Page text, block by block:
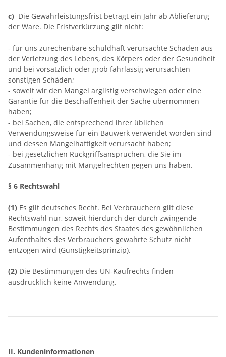
c) Die Gewährleistungsfrist beträgt ein Jahr ab Ablieferung
der Ware. Die Fristverkürzung gilt nicht:
- für uns zurechenbare schuldhaft verursachte Schäden aus
der Verletzung des Lebens, des Körpers oder der Gesundheit
und bei vorsätzlich oder grob fahrlässig verursachten
sonstigen Schäden;
- soweit wir den Mangel arglistig verschwiegen oder eine
Garantie für die Beschaffenheit der Sache übernommen
haben;
- bei Sachen, die entsprechend ihrer üblichen
Verwendungsweise für ein Bauwerk verwendet worden sind
und dessen Mangelhaftigkeit verursacht haben;
- bei gesetzlichen Rückgriffsansprüchen, die Sie im
Zusammenhang mit Mängelrechten gegen uns haben.
§ 6 Rechtswahl
(1) Es gilt deutsches Recht. Bei Verbrauchern gilt diese
Rechtswahl nur, soweit hierdurch der durch zwingende
Bestimmungen des Rechts des Staates des gewöhnlichen
Aufenthaltes des Verbrauchers gewährte Schutz nicht
entzogen wird (Günstigkeitsprinzip).
(2) Die Bestimmungen des UN-Kaufrechts finden
ausdrücklich keine Anwendung.
II. Kundeninformationen